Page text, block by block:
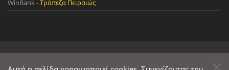
WinBank -Τράπεζα Πειραιώς
© 2022 StreetWare. All Rights Reserved. | Designed and Developedby